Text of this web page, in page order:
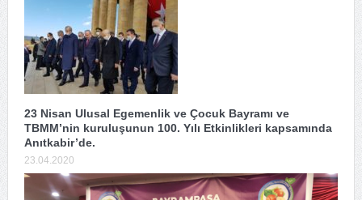
23 Nisan Ulusal Egemenlik ve Çocuk Bayramı ve
TBMM’nin kuruluşunun 100. Yılı Etkinlikleri kapsamında
Anıtkabir’de.
23.04.2020